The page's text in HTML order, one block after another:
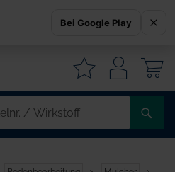
Bei Google Play